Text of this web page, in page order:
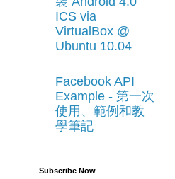
ICS via
VirtualBox @
Ubuntu 10.04
Facebook API
Example - 第一次
使用、範例和教
學筆記
Subscribe Now